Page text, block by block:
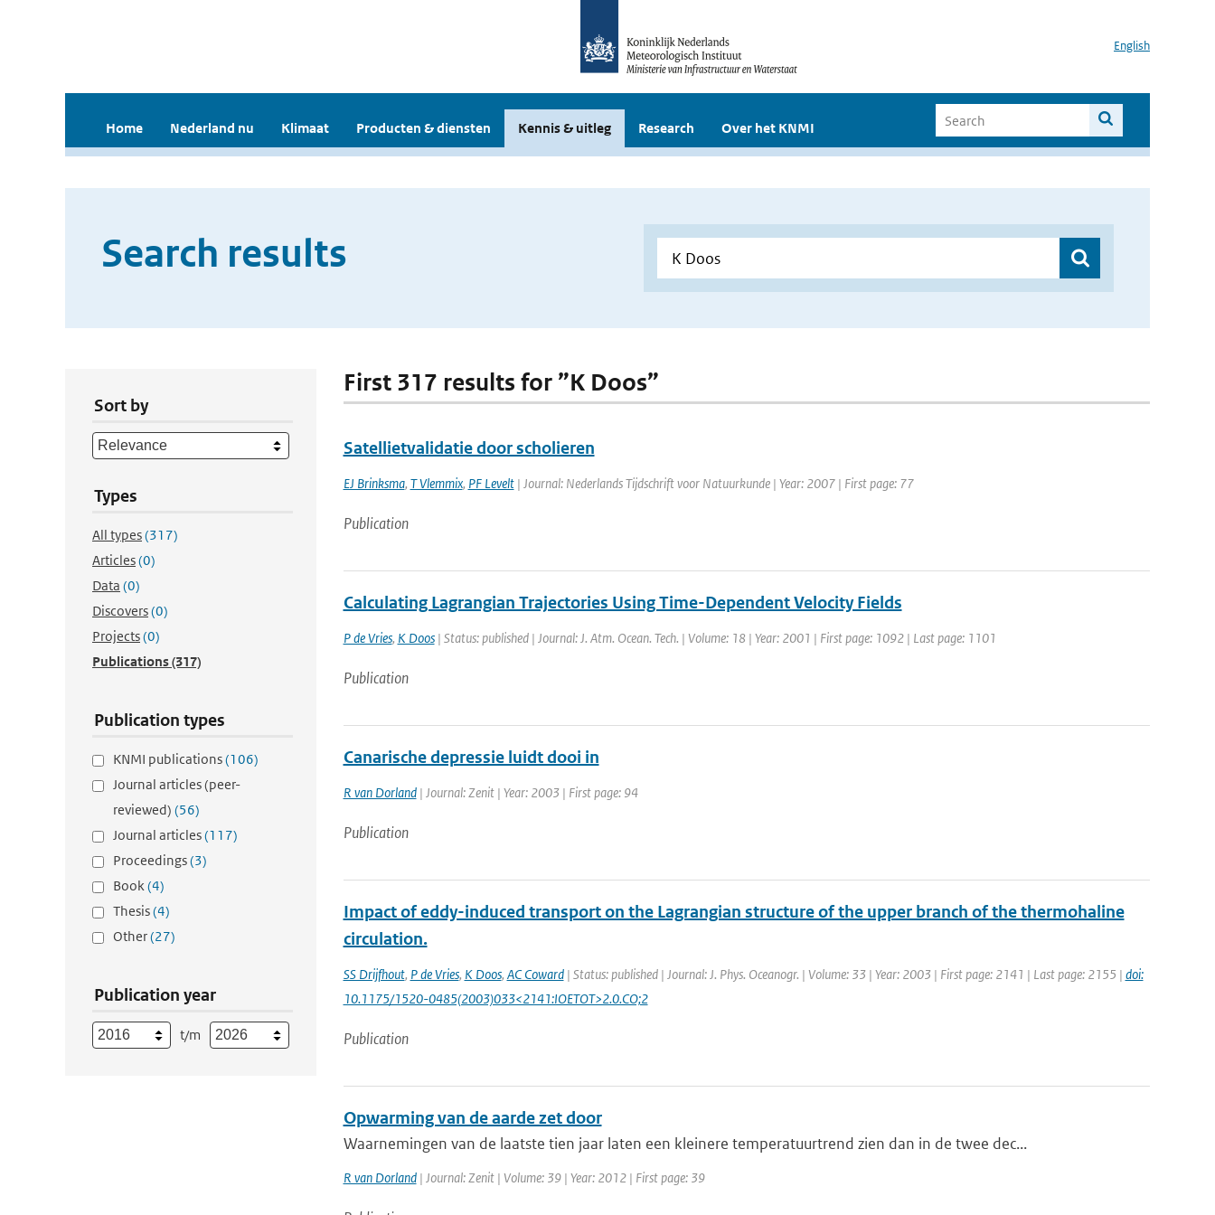
English
Home Nederland nu Klimaat Producten & diensten Kennis & uitleg Research Over het KNMI
Search results
Sort by
Types
All types(317)
Articles(0)
Data (0)
Discovers(0)
Projects(0)
Publications(317)
Publication types
KNMI publications(106)
Journal articles (peer-
reviewed) (56)
Journal articles(117)
Proceedings(3)
Book(4)
Thesis(4)
Other(27)
Publication year
t/m
First 317 results for ”K Doos”
Satellietvalidatie door scholieren
EJ Brinksma, T Vlemmix, PF Levelt| Journal: Nederlands Tijdschrift voor Natuurkunde | Year: 2007 | First page: 77
Publication
Calculating Lagrangian Trajectories Using Time-Dependent Velocity Fields
P de Vries, K Doos| Status: published | Journal: J. Atm. Ocean. Tech. | Volume: 18 | Year: 2001 | First page: 1092 | Last page: 1101
Publication
Canarische depressie luidt dooi in
R van Dorland| Journal: Zenit | Year: 2003 | First page: 94
Publication
Impact of eddy-induced transport on the Lagrangian structure of the upper branch of the thermohaline
circulation.
SS Drijfhout, P de Vries, K Doos, AC Coward| Status: published | Journal: J. Phys. Oceanogr. | Volume: 33 | Year: 2003 | First page: 2141 | Last page: 2155 | doi:
10.1175/1520-0485(2003)033<2141:IOETOT>2.0.CO;2
Publication
Opwarming van de aarde zet door
Waarnemingen van de laatste tien jaar laten een kleinere temperatuurtrend zien dan in de twee dec...
R van Dorland| Journal: Zenit | Volume: 39 | Year: 2012 | First page: 39